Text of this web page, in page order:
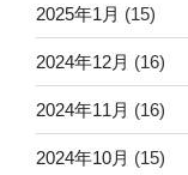
2025年1月 (15)
2024年12月 (16)
2024年11月 (16)
2024年10月 (15)